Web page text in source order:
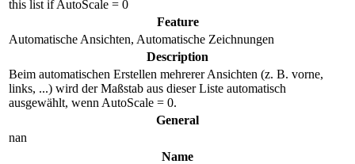
this list if AutoScale = 0
Feature
Automatische Ansichten, Automatische Zeichnungen
Description
Beim automatischen Erstellen mehrerer Ansichten (z. B. vorne,
links, ...) wird der Maßstab aus dieser Liste automatisch
ausgewählt, wenn AutoScale = 0.
General
nan
Name